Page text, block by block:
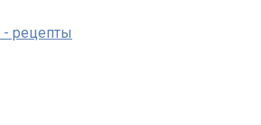
рецепты